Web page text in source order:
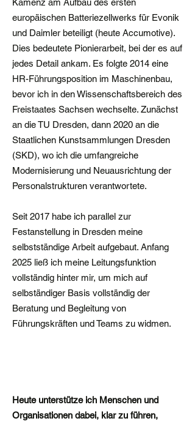
Kamenz am Aufbau des ersten
europäischen Batteriezellwerks für Evonik
und Daimler beteiligt (heute Accumotive).
Dies bedeutete Pionierarbeit, bei der es auf
jedes Detail ankam. Es folgte 2014 eine
HR-Führungsposition im Maschinenbau,
bevor ich in den Wissenschaftsbereich des
Freistaates Sachsen wechselte. Zunächst
an die TU Dresden, dann 2020 an die
Staatlichen Kunstsammlungen Dresden
(SKD), wo ich die umfangreiche
Modernisierung und Neuausrichtung der
Personalstrukturen verantwortete.
Seit 2017 habe ich parallel zur
Festanstellung in Dresden meine
selbstständige Arbeit aufgebaut. Anfang
2025 ließ ich meine Leitungsfunktion
vollständig hinter mir, um mich auf
selbständiger Basis vollständig der
Beratung und Begleitung von
Führungskräften und Teams zu widmen.
Heute unterstütze ich Menschen und
Organisationen dabei, klar zu führen,